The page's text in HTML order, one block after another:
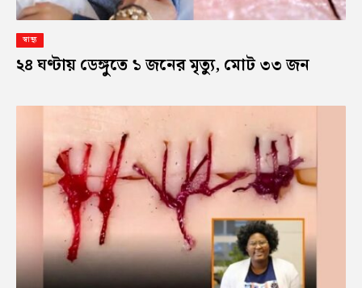
স্বাস্থ্য
২৪ ঘণ্টায় ডেঙ্গুতে ১ জনের মৃত্যু, মোট ৩৩ জন